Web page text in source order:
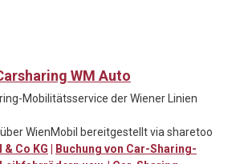
WM Auto
Mobilitätsservice der Wiener Linien
WienMobil bereitgestellt via sharetoo
& Co KG
Buchung von Car-Sharing-